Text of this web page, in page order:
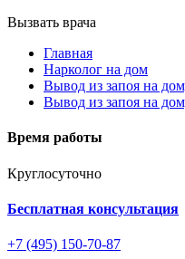
Вызвать врача
Главная
Нарколог на дом
Вывод из запоя на
Вывод из запоя на
Время работы
Круглосуточно
Бесплатная консультация
+7 (495) 150-70-87